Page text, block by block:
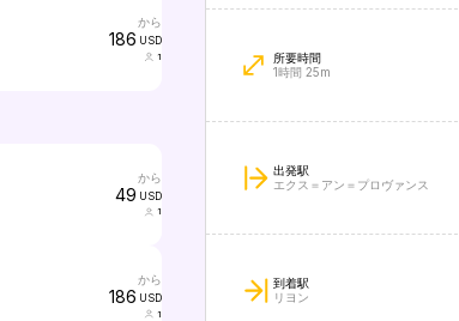
から
186 USD
1
から
49 USD
1
から
186 USD
1
所要時間
1時間 25m
出発駅
エクス＝アン＝プロヴァンス
到着駅
リヨン